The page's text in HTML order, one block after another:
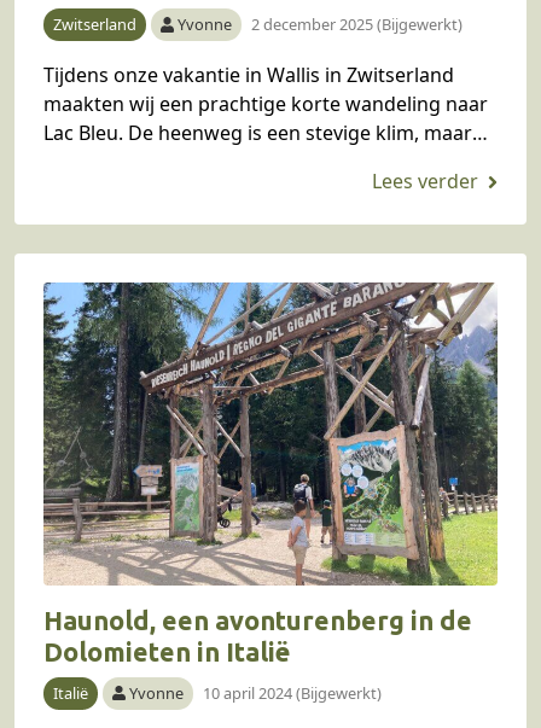
Zwitserland Yvonne 2 december 2025 (Bijgewerkt)
Tijdens onze vakantie in Wallis in Zwitserland
maakten wij een prachtige korte wandeling naar
Lac Bleu. De heenweg is een stevige klim, maar
Haunold, een avonturenberg in de
Dolomieten in Italië
Italië Yvonne 10 april 2024 (Bijgewerkt)